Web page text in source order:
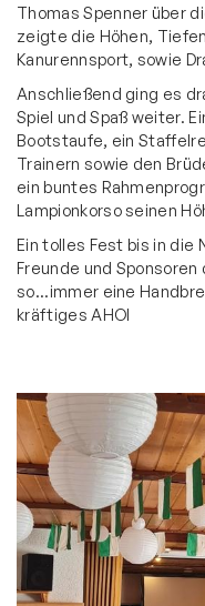
Thomas Spenner über
zeigte die Höhen,
Kanurennsport, sowie
Anschließend ging es
Spiel und Spaß weiter.
Bootstaufe, ein
Trainern sowie den
ein buntes
Lampionkorso seinen
Ein tolles Fest bis in die
Freunde und
so...immer eine
kräftiges AHOI